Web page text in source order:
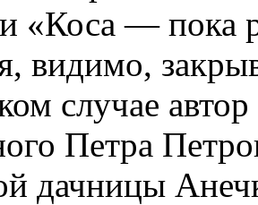
«Коса —
видимо,
случае автор
Петра
дачницы